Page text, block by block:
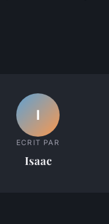
I
ECRIT PAR
Isaac